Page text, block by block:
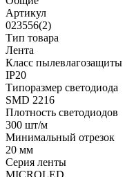
Артикул
023556(2)
Тип товара
Лента
Класс пылевлагозащиты
IP20
Типоразмер светодиода
SMD 2216
Плотность светодиодов
300 шт/м
Минимальный отрезок
20 мм
Серия ленты
MICROLED